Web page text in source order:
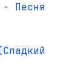
- Песня